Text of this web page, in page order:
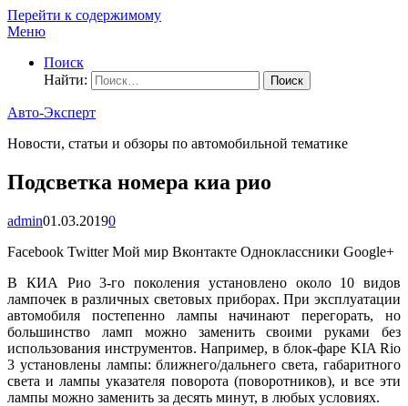
Перейти к содержимому
Меню
Поиск
Найти:
Авто-Эксперт
Новости, статьи и обзоры по автомобильной тематике
Подсветка номера киа рио
admin01.03.20190
Facebook Twitter Мой мир Вконтакте Одноклассники Google+
В КИА Рио 3-го поколения установлено около 10 видов
лампочек в различных световых приборах. При эксплуатации
автомобиля постепенно лампы начинают перегорать, но
большинство ламп можно заменить своими руками без
использования инструментов. Например, в блок-фаре KIA Rio
3 установлены лампы: ближнего/дальнего света, габаритного
света и лампы указателя поворота (поворотников), и все эти
лампы можно заменить за десять минут, в любых условиях.